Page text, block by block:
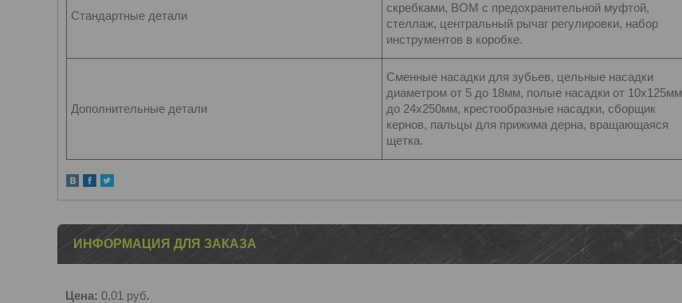
Стандартные детали
скребками, ВОМ с предохранительной муфтой,
стеллаж, центральный рычаг регулировки, набор
инструментов в коробке.
Дополнительные детали
Сменные насадки для зубьев, цельные насадки
диаметром от 5 до 18мм, полые насадки от 10х125мм
до 24х250мм, крестообразные насадки, сборщик
кернов, пальцы для прижима дерна, вращающаяся
щетка.
ИНФОРМАЦИЯ ДЛЯ ЗАКАЗА
Цена: 0,01 руб.